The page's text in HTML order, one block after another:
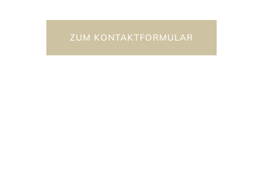
ZUM KONTAKTFORMULAR